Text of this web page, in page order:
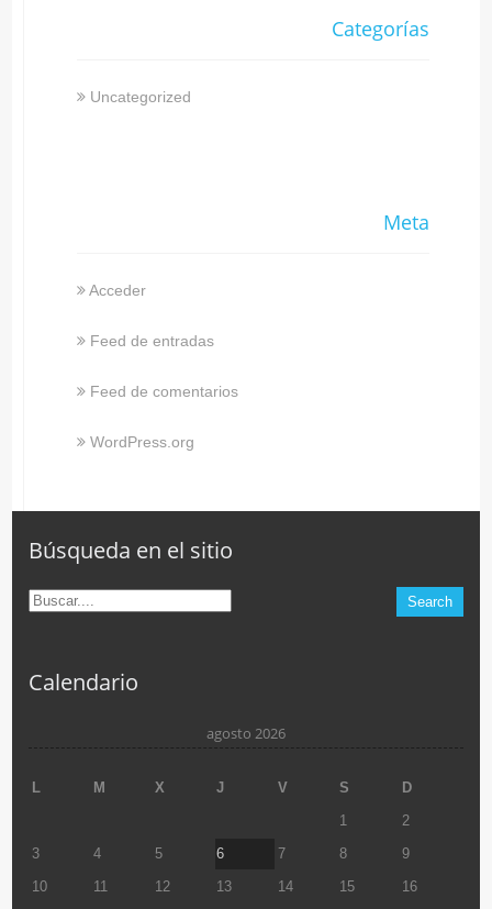
Categorías
Uncategorized
Meta
Acceder
Feed de entradas
Feed de comentarios
WordPress.org
Búsqueda en el sitio
Calendario
agosto 2026
L M X J V S
D
1
2
3
4 5 6 7 8
9
10
11 12 13 14 15
16